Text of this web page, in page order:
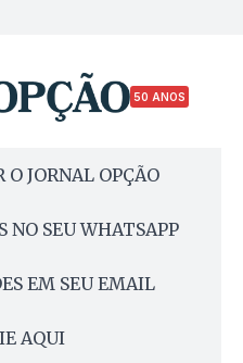
50 ANOS
O JORNAL OPÇÃO
NO SEU WHATSAPP
EM SEU EMAIL
AQUI